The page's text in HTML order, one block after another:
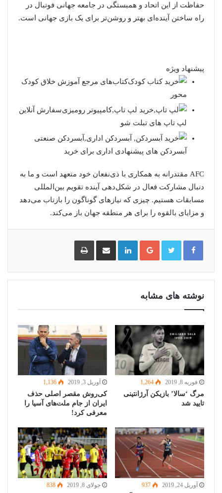
حفاظت از این اتحاد و همبستگی در جامعه جهانی فوتبال در
راه ساختن آینده‌ای بهتر و روشن‌تر برای یک بازی جهانی است.
پیشنهاد ویژه
کتاب‌های مرجع آموزش خلاق کودک
محور
سفارش آنلاین
لپ تاپ های تبلت شو
آبسردکن های پیشنهادی اداری برای خرید
AFC مقتدرانه به همکاری با ذی‌نفعان خود متعهد است و ما به
دنبال مشارکت فعال در شکل‌دهی آینده تقویم بین‌المللی
مسابقات هستیم. چیزی که نیازهای گوناگون را بازتاب می‌دهد
و مزایای بالقوه را برای هر منطقه جهان باز می‌کند.
گوگل
پلاس
لینکدین اشتراک
گذاری
ایمیل
چاپ
نوشته های مشابه
فوریه 8, 2019 1,264
مرگ ‘سالا’ بازیکن آرژانتینی
تایید شد
آوریل 3, 2019 1,136
کی‌روش مقصر اصلی حذف
ایران از جام ملت‌های آسیا را
معرفی کرد!
آوریل 24, 2019 937 جولای 8, 2019 838